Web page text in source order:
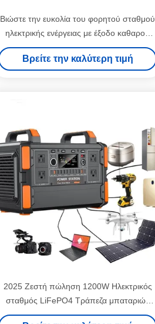
Βιώστε την ευκολία του φορητού σταθμού
ηλεκτρικής ενέργειας με έξοδο καθαρού
κύματος sinus 4 X AC και εισροή DC 38V
6A
Βρείτε την καλύτερη τιμή
2025 Ζεστή πώληση 1200W Ηλεκτρικός
σταθμός LiFePO4 Τράπεζα μπαταριών
Κινητός φορητός σταθμός ηλεκτρικής